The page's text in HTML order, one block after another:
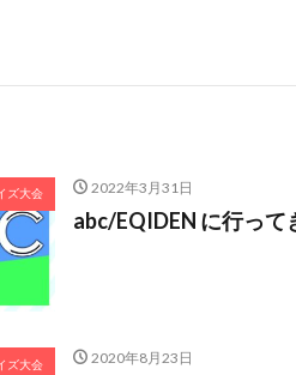
ズ大会 2022年3月31日
abc/EQIDEN に行って
ズ大会 2020年8月23日